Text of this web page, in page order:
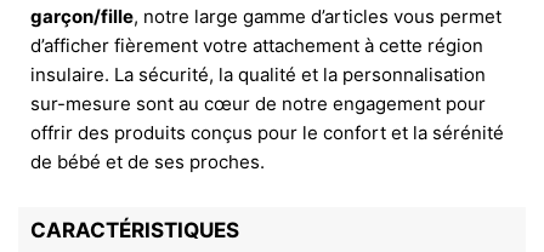
garçon/fille, notre large gamme d’articles vous permet
d’afficher fièrement votre attachement à cette région
insulaire. La sécurité, la qualité et la personnalisation
sur-mesure sont au cœur de notre engagement pour
offrir des produits conçus pour le confort et la sérénité
de bébé et de ses proches.
CARACTÉRISTIQUES